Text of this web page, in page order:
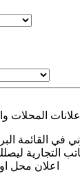
في القائمة
التجارية
اعلان محل